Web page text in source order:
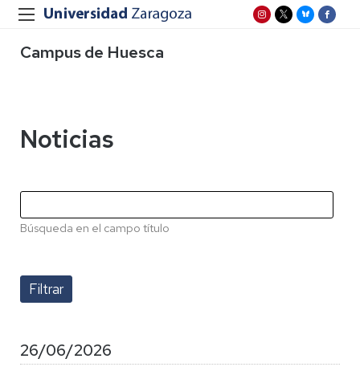
Campus de Huesca
Noticias
Búsqueda en el campo título
26/06/2026